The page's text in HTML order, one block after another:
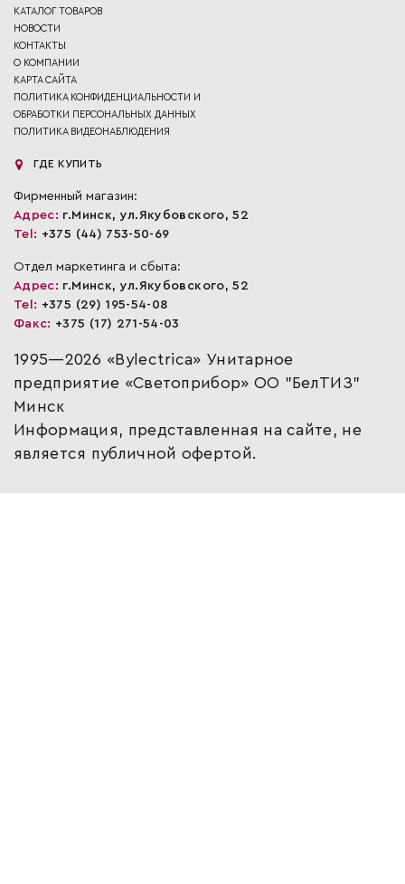
КАТАЛОГ ТОВАРОВ
НОВОСТИ
КОНТАКТЫ
О КОМПАНИИ
КАРТА САЙТА
ПОЛИТИКА КОНФИДЕНЦИАЛЬНОСТИ И
ОБРАБОТКИ ПЕРСОНАЛЬНЫХ ДАННЫХ
ПОЛИТИКА ВИДЕОНАБЛЮДЕНИЯ
ГДЕ КУПИТЬ
Фирменный магазин:
Адрес: г.Минск, ул.Якубовского, 52
Tel: +375 (44) 753-50-69
Отдел маркетинга и сбыта:
Адрес: г.Минск, ул.Якубовского, 52
Tel: +375 (29) 195-54-08
Факс: +375 (17) 271-54-03
1995—2026 «Bylectrica» Унитарное
предприятие «Светоприбор» ОО "БелТИЗ"
Минск
Информация, представленная на сайте, не
является публичной офертой.